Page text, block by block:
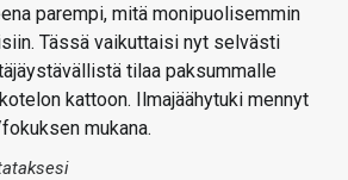
parempi, mitä monipuolisemmin
Tässä vaikuttaisi nyt selvästi
tilaa paksummalle
kattoon. Ilmajäähytuki mennyt
mukana.